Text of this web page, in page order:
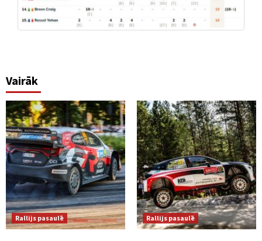
Vairāk
Rallijs pasaulē Rallijs pasaulē